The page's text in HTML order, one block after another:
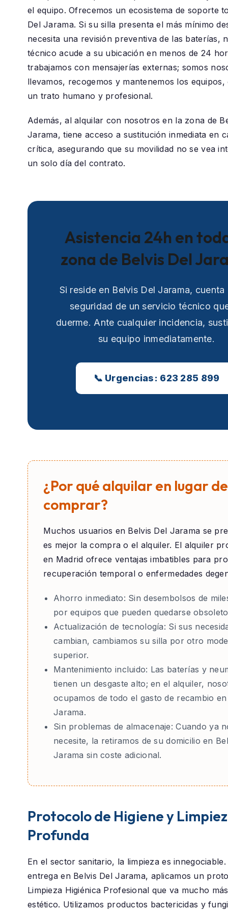
el equipo. Ofrecemos un ecosistema de soporte
Del Jarama. Si su silla presenta el más mínimo
necesita una revisión preventiva de las baterías,
técnico acude a su ubicación en menos de 24
trabajamos con mensajerías externas; somos
llevamos, recogemos y mantenemos los
un trato humano y profesional.
Además, al alquilar con nosotros en la zona de
Jarama, tiene acceso a sustitución inmediata en
crítica, asegurando que su movilidad no se vea
un solo día del contrato.
Asistencia 24h en
zona de Belvis Del
Si reside en Belvis Del Jarama, cuenta
seguridad de un servicio técnico
duerme. Ante cualquier incidencia,
su equipo inmediatamente.
📞 Urgencias: 623 285 899
¿Por qué alquilar en lugar de
comprar?
Muchos usuarios en Belvis Del Jarama se
es mejor la compra o el alquiler. El alquiler
en Madrid ofrece ventajas imbatibles para
recuperación temporal o enfermedades
Ahorro inmediato: Sin desembolsos de
por equipos que pueden quedarse
Actualización de tecnología: Si sus
cambian, cambiamos su silla por otro
superior.
Mantenimiento incluido: Las baterías y
tienen un desgaste alto; en el alquiler,
ocupamos de todo el gasto de recambio
Jarama.
Sin problemas de almacenaje: Cuando ya
necesite, la retiramos de su domicilio en
Jarama sin coste adicional.
Protocolo de Higiene y
Profunda
En el sector sanitario, la limpieza es
entrega en Belvis Del Jarama, aplicamos un
Limpieza Higiénica Profesional que va mucho
estético. Utilizamos productos bactericidas y